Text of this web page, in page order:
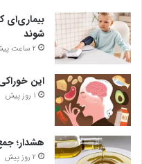
بیماری‌ای
شوند
2 ساعت پیش
این
1 روز پیش
هشدار؛
2 روز پیش